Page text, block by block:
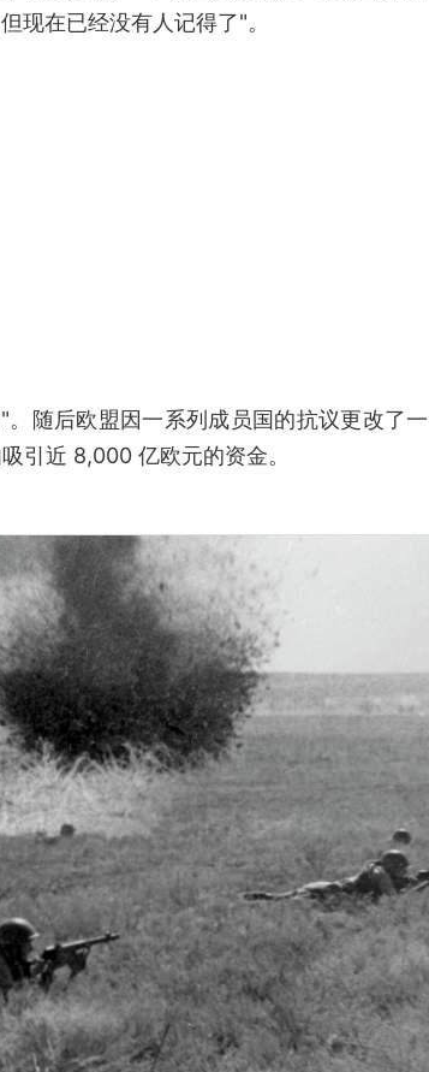
现在已经没有人记得了"。
随后欧盟因一系列成员国的抗议更改了
引近 8,000 亿欧元的资金。